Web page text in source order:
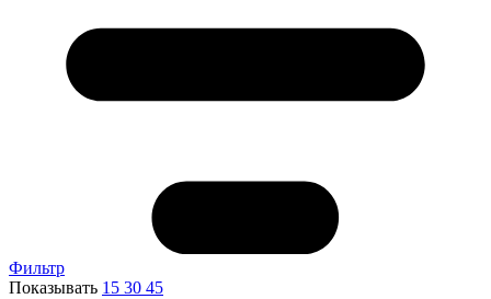
Фильтр
Показывать 15 30 45